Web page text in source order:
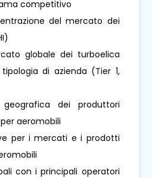
competitivo
del mercato dei
globale dei turboelica
di azienda (Tier 1,
geografica dei produttori
aeromobili
per i mercati e i prodotti
con i principali operatori